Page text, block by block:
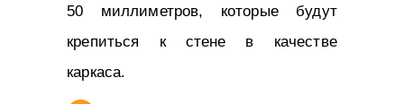
50 миллиметров, которые будут
крепиться к стене в качестве
каркаса.